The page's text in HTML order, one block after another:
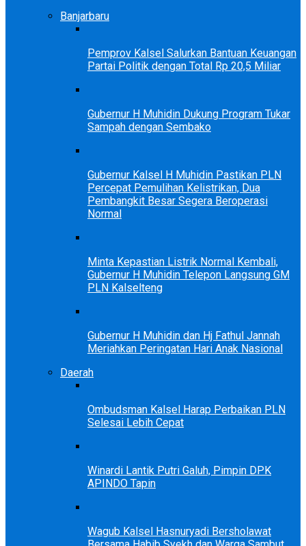
Banjarbaru
Pemprov Kalsel Salurkan Bantuan Keuangan
Partai Politik dengan Total Rp 20,5 Miliar
Gubernur H Muhidin Dukung Program Tukar
Sampah dengan Sembako
Gubernur Kalsel H Muhidin Pastikan PLN
Percepat Pemulihan Kelistrikan, Dua
Pembangkit Besar Segera Beroperasi
Normal
Minta Kepastian Listrik Normal Kembali,
Gubernur H Muhidin Telepon Langsung GM
PLN Kalselteng
Gubernur H Muhidin dan Hj Fathul Jannah
Meriahkan Peringatan Hari Anak Nasional
Daerah
Ombudsman Kalsel Harap Perbaikan PLN
Selesai Lebih Cepat
Winardi Lantik Putri Galuh, Pimpin DPK
APINDO Tapin
Wagub Kalsel Hasnuryadi Bersholawat